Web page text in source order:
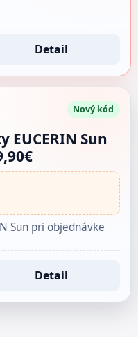
Detail
Nový kód
EUCERIN Sun
Sun pri objednávke
Detail